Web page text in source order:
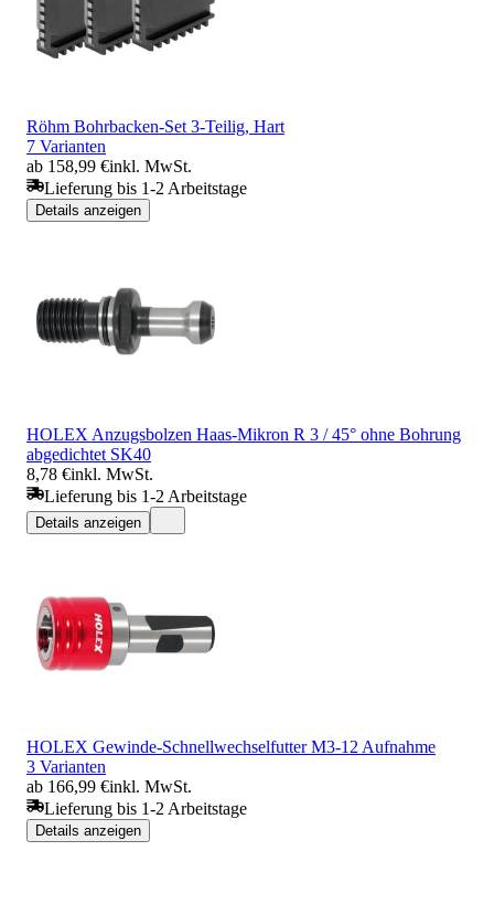
Röhm Bohrbacken-Set 3-Teilig, Hart
7 Varianten
ab 158,99 €inkl. MwSt.
Lieferung bis 1-2 Arbeitstage
Details anzeigen
HOLEX Anzugsbolzen Haas-Mikron R 3 / 45° ohne Bohrung
abgedichtet SK40
8,78 €inkl. MwSt.
Lieferung bis 1-2 Arbeitstage
Details anzeigen
HOLEX Gewinde-Schnellwechselfutter M3-12 Aufnahme
3 Varianten
ab 166,99 €inkl. MwSt.
Lieferung bis 1-2 Arbeitstage
Details anzeigen